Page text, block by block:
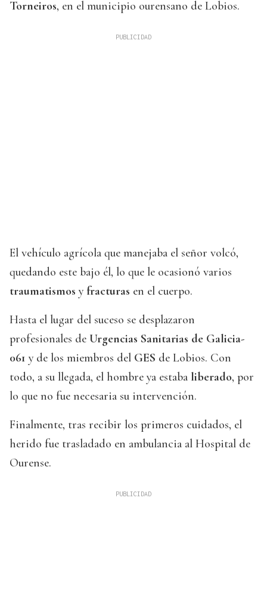
Torneiros, en el municipio ourensano de Lobios.
El vehículo agrícola que manejaba el señor volcó,
quedando este bajo él, lo que le ocasionó varios
traumatismos yfracturas en el cuerpo.
Hasta el lugar del suceso se desplazaron
profesionales de Urgencias Sanitarias de Galicia-
061 y de los miembros del GES de Lobios. Con
todo, a su llegada, el hombre ya estaba liberado, por
lo que no fue necesaria su intervención.
Finalmente, tras recibir los primeros cuidados, el
herido fue trasladado en ambulancia al Hospital de
Ourense.